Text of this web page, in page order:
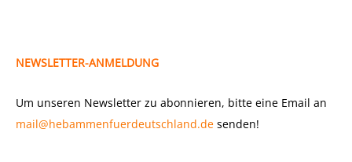
NEWSLETTER-ANMELDUNG
Um unseren Newsletter zu abonnieren, bitte eine Email an
mail@hebammenfuerdeutschland.de senden!